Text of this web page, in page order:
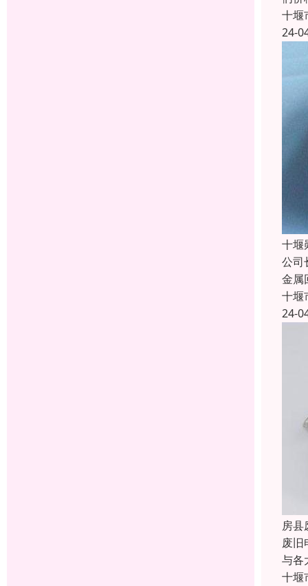
十堰
24-
十堰
公司
金属
十堰
24-
房县
废旧
与各
十堰